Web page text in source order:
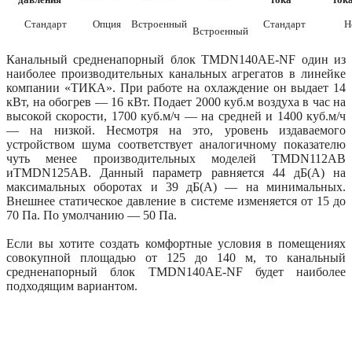
Стандарт Опция Встроенный
Встроенный
Стандарт
Канальный средненапорный блок TMDN140AE-NF один из
наиболее производительных канальных агрегатов в линейке
компании «ТИКА». При работе на охлаждение он выдает 14
кВт, на обогрев — 16 кВт. Подает 2000 куб.м воздуха в час на
высокой скорости, 1700 куб.м/ч — на средней и 1400 куб.м/ч
— на низкой. Несмотря на это, уровень издаваемого
устройством шума соответствует аналогичному показателю
чуть менее производительных моделей TMDN112AB
иTMDN125AB. Данный параметр равняется 44 дБ(А) на
максимальных оборотах и 39 дБ(А) — на минимальных.
Внешнее статическое давление в системе изменяется от 15 до
70 Па. По умолчанию — 50 Па.
Если вы хотите создать комфортные условия в помещениях
совокупной площадью от 125 до 140 м, то канальный
средненапорный блок TMDN140AE-NF будет наиболее
подходящим вариантом.